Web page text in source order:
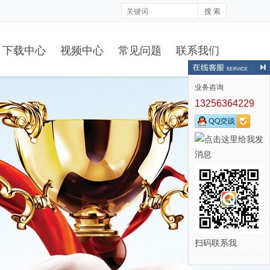
搜 索
下载中心 视频中心 常见问题 联系我们
业务咨询
13256364229
扫码联系我